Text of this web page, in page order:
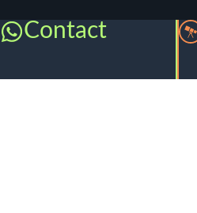
Contact